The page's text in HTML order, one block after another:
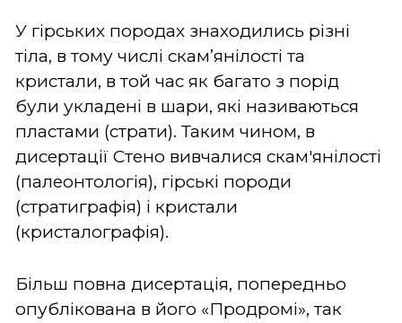
У гірських породах знаходились різні
тіла, в тому числі скам’янілості та
кристали, в той час як багато з порід
були укладені в шари, які називаються
пластами (страти). Таким чином, в
дисертації Стено вивчалися скам'янілості
(палеонтологія), гірські породи
(стратиграфія) і кристали
(кристалографія).
Більш повна дисертація, попередньо
опублікована в його «Продромі», так